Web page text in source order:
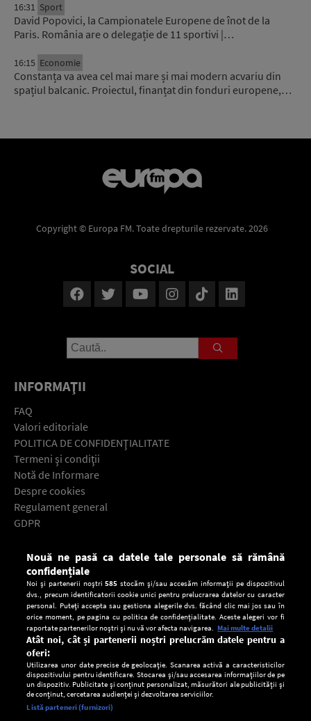
16:31 Sport
David Popovici, la Campionatele Europene de înot de la
Paris. România are o delegație de 11 sportivi |…
16:15 Economie
Constanța va avea cel mai mare și mai modern acvariu din
spațiul balcanic. Proiectul, finanțat din fonduri europene,…
Copyright © Europa FM. Toate drepturile rezervate. 2026
SOCIAL
INFORMAŢII
FAQ
Valori editoriale
POLITICA DE CONFIDENŢIALITATE
Termeni şi condiţii
Notă de Informare
Despre cookies
Regulament general
GDPR
Descarcă gratuit aplicaţia Europa FM pentru smartphone:
Setări:
Nouă ne pasă ca datele tale personale să rămână
confidențiale
Noi și partenerii noștri585 stocăm și/sau accesăm informații pe dispozitivul
dvs., precum identificatorii cookie unici pentru prelucrarea datelor cu caracter
personal. Puteți accepta sau gestiona alegerile dvs. făcând clic mai jos sau în
orice moment, pe pagina cu politica de confidențialitate. Aceste alegeri vor fi
raportate partenerilor noștri și nu vă vor afecta navigarea. Mai multe detalii
Atât noi, cât și partenerii noștri prelucrăm datele pentru a
oferi:
Utilizarea unor date precise de geolocație. Scanarea activă a caracteristicilor
dispozitivului pentru identificare. Stocarea și/sau accesarea informațiilor de pe
un dispozitiv. Publicitate și conținut personalizat, măsurători ale publicității și
de conținut, cercetarea audienței și dezvoltarea serviciilor.
Listă parteneri (furnizori)